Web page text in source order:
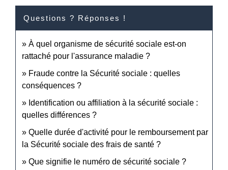
Questions ? Réponses !
À quel organisme de sécurité sociale est-on
rattaché pour l'assurance maladie ?
Fraude contre la Sécurité sociale : quelles
conséquences ?
Identification ou affiliation à la sécurité sociale :
quelles différences ?
Quelle durée d'activité pour le remboursement par
la Sécurité sociale des frais de santé ?
Que signifie le numéro de sécurité sociale ?